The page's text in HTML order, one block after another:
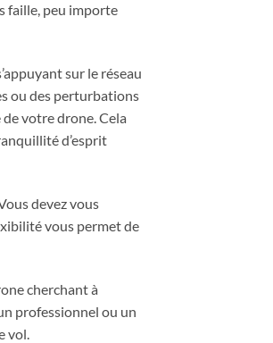
faille, peu importe
sur le réseau
ou des perturbations
votre drone. Cela
d’esprit
devez vous
vous permet de
cherchant à
professionnel ou un
vol.